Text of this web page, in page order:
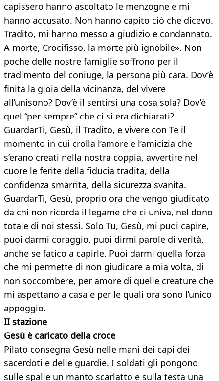
capissero hanno ascoltato le menzogne e mi
hanno accusato. Non hanno capito ciò che dicevo.
Tradito, mi hanno messo a giudizio e condannato.
A morte, Crocifisso, la morte più ignobile». Non
poche delle nostre famiglie soffrono per il
tradimento del coniuge, la persona più cara. Dov’è
finita la gioia della vicinanza, del vivere
all’unisono? Dov’è il sentirsi una cosa sola? Dov’è
quel “per sempre” che ci si era dichiarati?
GuardarTi, Gesù, il Tradito, e vivere con Te il
momento in cui crolla l’amore e l’amicizia che
s’erano creati nella nostra coppia, avvertire nel
cuore le ferite della fiducia tradita, della
confidenza smarrita, della sicurezza svanita.
GuardarTi, Gesù, proprio ora che vengo giudicato
da chi non ricorda il legame che ci univa, nel dono
totale di noi stessi. Solo Tu, Gesù, mi puoi capire,
puoi darmi coraggio, puoi dirmi parole di verità,
anche se fatico a capirle. Puoi darmi quella forza
che mi permette di non giudicare a mia volta, di
non soccombere, per amore di quelle creature che
mi aspettano a casa e per le quali ora sono l’unico
appoggio.
II stazione
Gesù è caricato della croce
Pilato consegna Gesù nelle mani dei capi dei
sacerdoti e delle guardie. I soldati gli pongono
sulle spalle un manto scarlatto e sulla testa una